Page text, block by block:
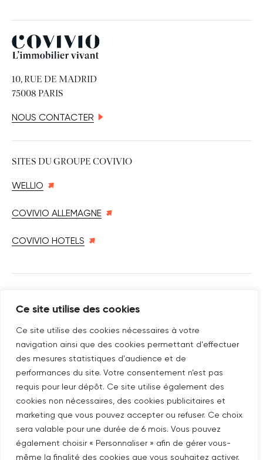
Ce site utilise des cookies
Ce site utilise des cookies nécessaires à votre
navigation ainsi que des cookies permettant d'effectuer
des mesures statistiques d'audience et de
performances du site. Votre consentement n’est pas
requis pour leur dépôt. Ce site utilise également des
cookies non nécessaires, des cookies publicitaires et
marketing que vous pouvez accepter ou refuser. Ce choix
sera valable pour une durée de 6 mois. Vous pouvez
également choisir « Personnaliser » afin de gérer vous-
même la finalité des cookies que vous souhaitez activer.
Covivio
10, RUE DE MADRID
75008 PARIS
NOUS CONTACTER
SITES DU GROUPE COVIVIO
WELLIO
COVIVIO ALLEMAGNE
COVIVIO HOTELS
ABONNEZ-VOUS À NOTRE NEWSLETTER
Nouvelle fenêtre
Je m'abonne
©COPYRIGHT COVIVIO 2026